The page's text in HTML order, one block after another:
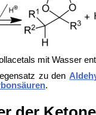
mit Wasser
zu den
.